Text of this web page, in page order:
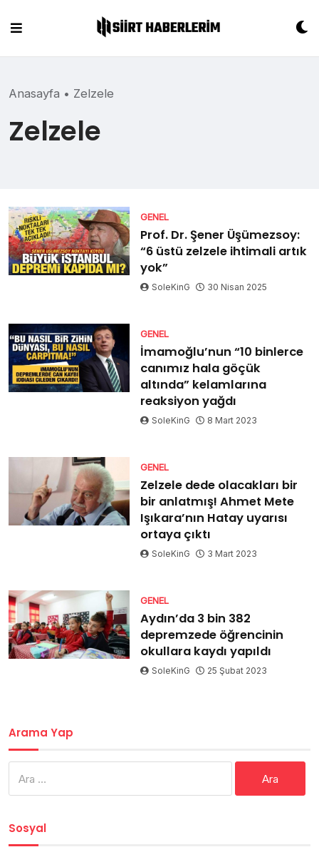
content
Anasayfa • Zelzele
Zelzele
GENEL
Prof. Dr. Şener Üşümezsoy:
“6 üstü zelzele ihtimali artık
yok”
SoleKinG 30 Nisan 2025
GENEL
İmamoğlu’nun “10 binlerce
canımız hala göçük
altında” kelamlarına
reaksiyon yağdı
SoleKinG 8 Mart 2023
GENEL
Zelzele dede olacakları bir
bir anlatmış! Ahmet Mete
Işıkara’nın Hatay uyarısı
ortaya çıktı
SoleKinG 3 Mart 2023
GENEL
Aydın’da 3 bin 382
depremzede öğrencinin
okullara kaydı yapıldı
SoleKinG 25 Şubat 2023
Arama Yap
Sosyal